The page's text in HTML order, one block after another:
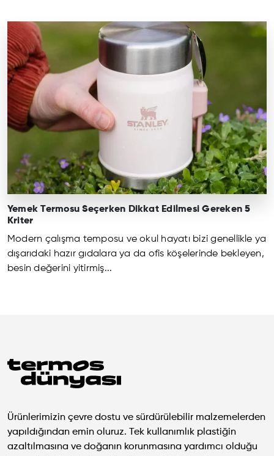
Yemek Termosu Seçerken Dikkat Edilmesi Gereken 5
Kriter
Modern çalışma temposu ve okul hayatı bizi genellikle ya
dışarıdaki hazır gıdalara ya da ofis köşelerinde bekleyen,
besin değerini yitirmiş...
Ürünlerimizin çevre dostu ve sürdürülebilir malzemelerden
yapıldığından emin oluruz. Tek kullanımlık plastiğin
azaltılmasına ve doğanın korunmasına yardımcı olduğu